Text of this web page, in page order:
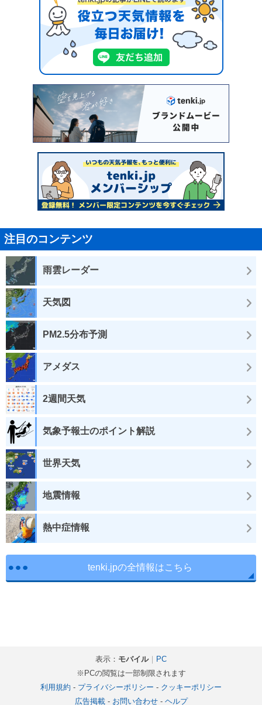
注目のコンテンツ
雨雲レーダー
天気図
PM2.5分布予測
アメダス
2週間天気
気象予報士のポイント解説
世界天気
地震情報
熱中症情報
tenki.jpの全情報はこちら
表示： モバイル｜ PC
※PCの閲覧は一部制限されます
利用規約 - プライバシーポリシー - クッキーポリシー
広告掲載- お問い合わせ- ヘルプ